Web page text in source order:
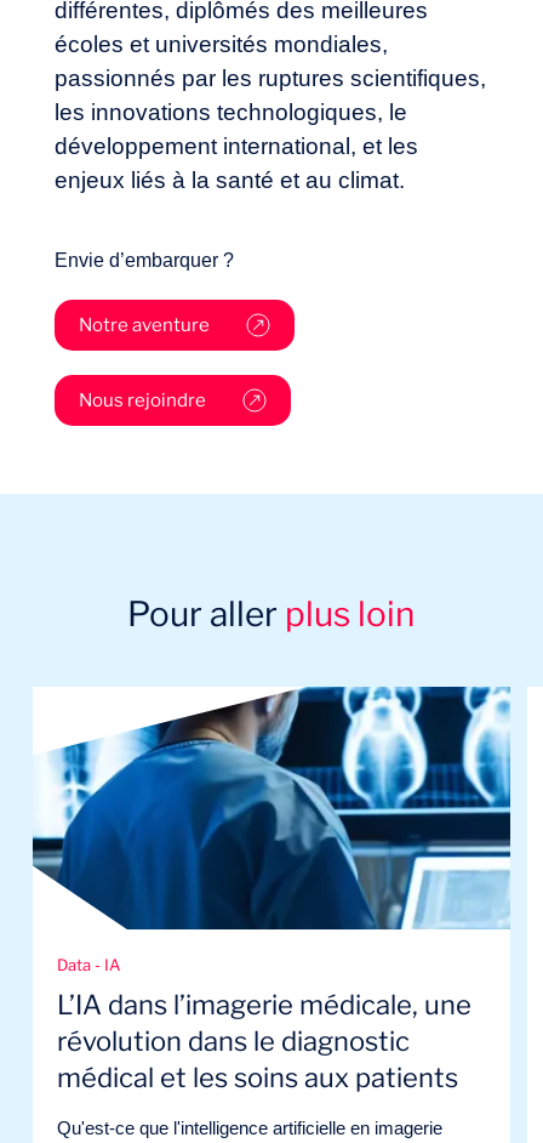
différentes, diplômés des meilleures
écoles et universités mondiales,
passionnés par les ruptures scientifiques,
les innovations technologiques, le
développement international, et les
enjeux liés à la santé et au climat.
Envie d’embarquer ?
Notre aventure
Nous rejoindre
Pour aller plus loin
Data - IA
L’IA dans l’imagerie médicale, une
révolution dans le diagnostic
médical et les soins aux patients
Qu'est-ce que l'intelligence artificielle en imagerie